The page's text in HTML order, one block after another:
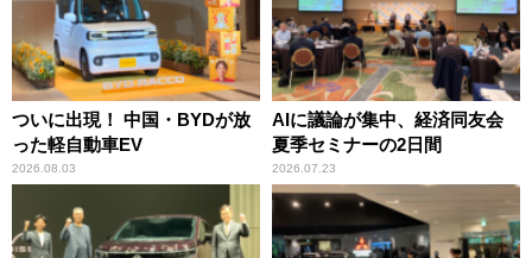
ついに出現！ 中国・BYDが放
った軽自動車EV
2026.08.03
AIに議論が集中、経済同友会
夏季セミナーの2日間
2026.07.23